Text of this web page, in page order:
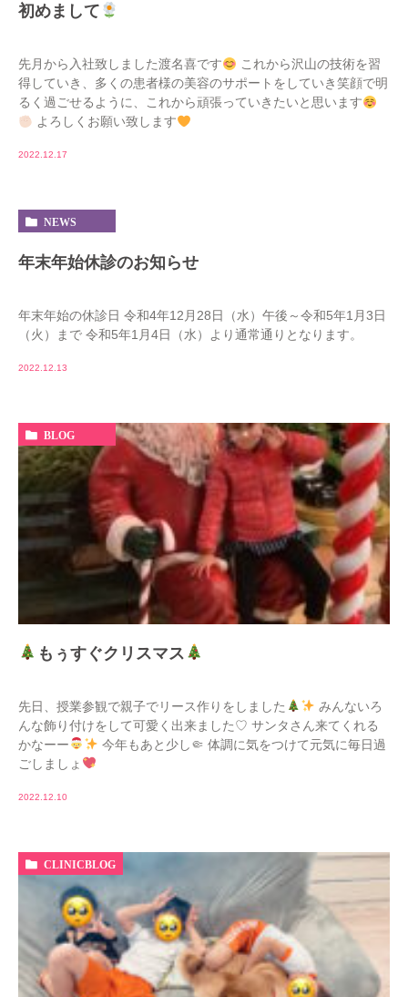
初めまして
先月から入社致しました渡名喜です
これから沢山の技術を習
得していき、多くの患者様の美容のサポートをしていき笑顔で明
るく過ごせるように、これから頑張っていきたいと思います
よろしくお願い致します
2022.12.17
NEWS
年末年始休診のお知らせ
年末年始の休診日 令和4年12月28日（水）午後～令和5年1月3日
（火）まで 令和5年1月4日（水）より通常通りとなります。
2022.12.13
BLOG
もぅすぐクリスマス
先日、授業参観で親子でリース作りをしました
みんないろ
んな飾り付けをして可愛く出来ました♡ サンタさん来てくれる
かなーー
今年もあと少し🤏 体調に気をつけて元気に毎日過
ごしましょ
2022.12.10
CLINICBLOG